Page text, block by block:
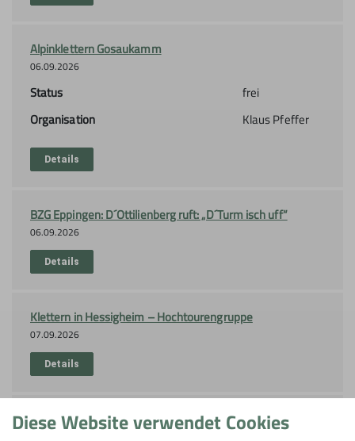
Alpinklettern Gosaukamm
06.09.2026
Status
frei
Organisation
Klaus Pfeffer
Details
BZG Eppingen: D´Ottilienberg ruft: „D´Turm isch uff“
06.09.2026
Details
Klettern in Hessigheim – Hochtourengruppe
07.09.2026
Details
Kletterschein Outdoor
Diese Website verwendet Cookies